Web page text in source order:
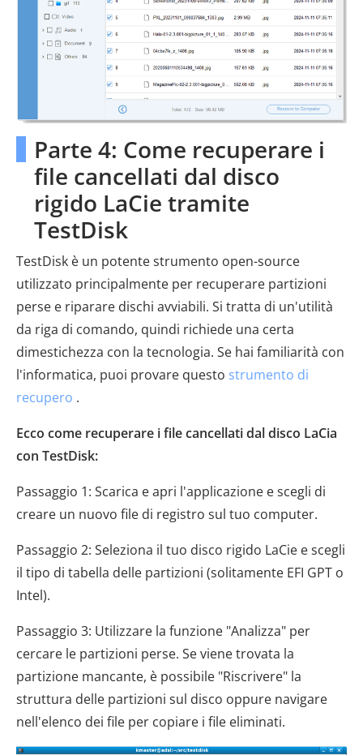
Parte 4: Come recuperare i
file cancellati dal disco
rigido LaCie tramite
TestDisk
TestDisk è un potente strumento open-source
utilizzato principalmente per recuperare partizioni
perse e riparare dischi avviabili. Si tratta di un'utilità
da riga di comando, quindi richiede una certa
dimestichezza con la tecnologia. Se hai familiarità con
l'informatica, puoi provare questo strumento di
recupero .
Ecco come recuperare i file cancellati dal disco LaCia
con TestDisk:
Passaggio 1: Scarica e apri l'applicazione e scegli di
creare un nuovo file di registro sul tuo computer.
Passaggio 2: Seleziona il tuo disco rigido LaCie e scegli
il tipo di tabella delle partizioni (solitamente EFI GPT o
Intel).
Passaggio 3: Utilizzare la funzione "Analizza" per
cercare le partizioni perse. Se viene trovata la
partizione mancante, è possibile "Riscrivere" la
struttura delle partizioni sul disco oppure navigare
nell'elenco dei file per copiare i file eliminati.